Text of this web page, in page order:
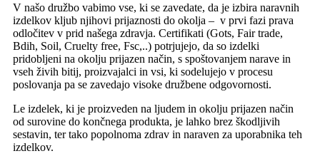
V našo družbo vabimo vse, ki se zavedate, da je izbira naravnih
izdelkov kljub njihovi prijaznosti do okolja – v prvi fazi prava
odločitev v prid našega zdravja. Certifikati (Gots, Fair trade,
Bdih, Soil, Cruelty free, Fsc,..) potrjujejo, da so izdelki
pridobljeni na okolju prijazen način, s spoštovanjem narave in
vseh živih bitij, proizvajalci in vsi, ki sodelujejo v procesu
poslovanja pa se zavedajo visoke družbene odgovornosti.
Le izdelek, ki je proizveden na ljudem in okolju prijazen način
od surovine do končnega produkta, je lahko brez škodljivih
sestavin, ter tako popolnoma zdrav in naraven za uporabnika teh
izdelkov.